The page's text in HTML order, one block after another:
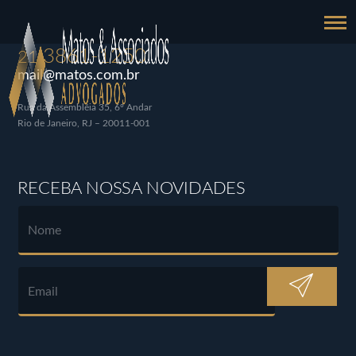
213861-1250
mail@matos.com.br
Rua da Assembléia 35, 6º Andar
Rio de Janeiro, RJ – 20011-001
RECEBA NOSSA NOVIDADES